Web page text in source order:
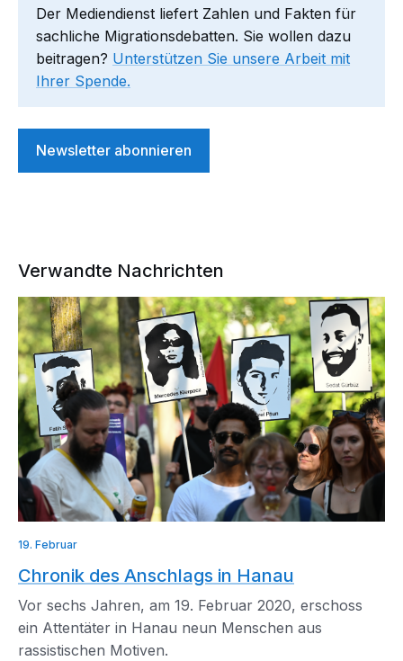
Der Mediendienst liefert Zahlen und Fakten für
sachliche Migrationsdebatten. Sie wollen dazu
beitragen? Unterstützen Sie unsere Arbeit mit
Ihrer Spende.
Newsletter abonnieren
Verwandte Nachrichten
19. Februar
Chronik des Anschlags in Hanau
Vor sechs Jahren, am 19. Februar 2020, erschoss
ein Attentäter in Hanau neun Menschen aus
rassistischen Motiven.